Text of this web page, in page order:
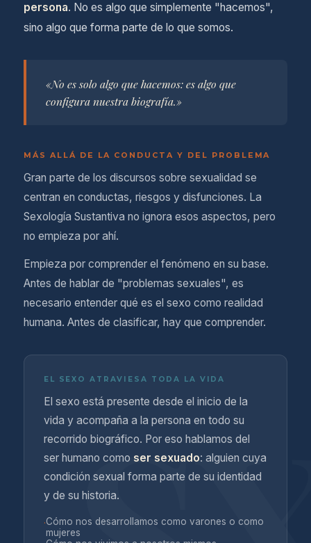
persona. No es algo que simplemente "hacemos",
sino algo que forma parte de lo que somos.
«No es solo algo que hacemos: es algo que
configura nuestra biografía.»
MÁS ALLÁ DE LA CONDUCTA Y DEL PROBLEMA
Gran parte de los discursos sobre sexualidad se
centran en conductas, riesgos y disfunciones. La
Sexología Sustantiva no ignora esos aspectos, pero
no empieza por ahí.
Empieza por comprender el fenómeno en su base.
Antes de hablar de "problemas sexuales", es
necesario entender qué es el sexo como realidad
humana. Antes de clasificar, hay que comprender.
EL SEXO ATRAVIESA TODA LA VIDA
El sexo está presente desde el inicio de la
vida y acompaña a la persona en todo su
recorrido biográfico. Por eso hablamos del
ser humano como ser sexuado: alguien cuya
condición sexual forma parte de su identidad
y de su historia.
·Cómo nos desarrollamos como varones o como
mujeres